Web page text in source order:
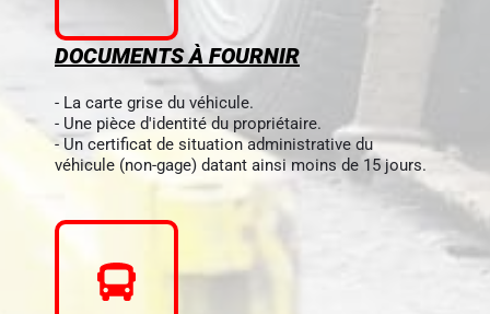
DOCUMENTS À FOURNIR
- La carte grise du véhicule.
- Une pièce d'identité du propriétaire.
- Un certificat de situation administrative du
véhicule (non-gage) datant ainsi moins de 15 jours.